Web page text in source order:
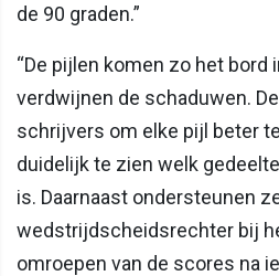
de 90 graden.”
“De pijlen komen zo het bord
verdwijnen de schaduwen.
schrijvers om elke pijl beter
duidelijk te zien welk
is. Daarnaast ondersteunen
wedstrijdscheidsrechter bij
omroepen van de scores na